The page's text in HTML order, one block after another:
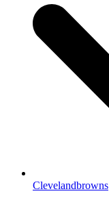
Clevelandbrowns